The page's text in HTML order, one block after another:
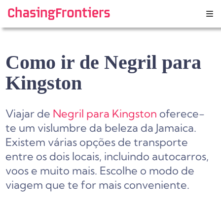
content
Como ir de Negril para
Kingston
Viajar de Negril para Kingston oferece-
te um vislumbre da beleza da Jamaica.
Existem várias opções de transporte
entre os dois locais, incluindo autocarros,
voos e muito mais. Escolhe o modo de
viagem que te for mais conveniente.